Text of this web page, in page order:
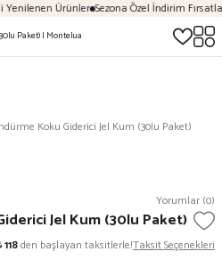
Ürünler Sezona Özel İndirim
Koku Giderici Jel Kum (30lu Paket)
Yorumlar (0)
Jel Kum (30lu Paket)
118den başlayan taksitlerle!Taksit Seçenekleri